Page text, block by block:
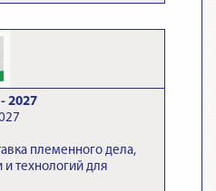
2027
племенного дела,
технологий для